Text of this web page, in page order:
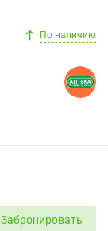
По наличию
Забронировать